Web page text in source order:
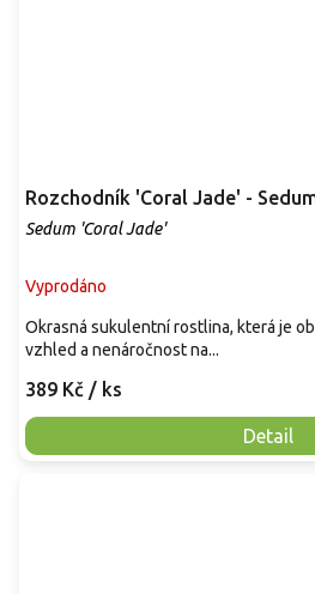
Rozchodník 'Coral Jade' -
Sedum 'Coral Jade'
Vyprodáno
389 Kč / ks
Detail
Okrasná sukulentní rostlina, která je
vzhled a nenáročnost na...